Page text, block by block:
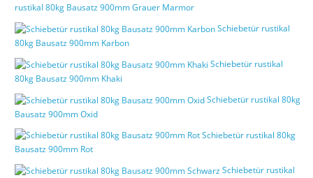
rustikal 80kg Bausatz 900mm Grauer Marmor
Schiebetür rustikal
80kg Bausatz 900mm Karbon
Schiebetür rustikal
80kg Bausatz 900mm Khaki
Schiebetür rustikal 80kg
Bausatz 900mm Oxid
Schiebetür rustikal 80kg
Bausatz 900mm Rot
Schiebetür rustikal